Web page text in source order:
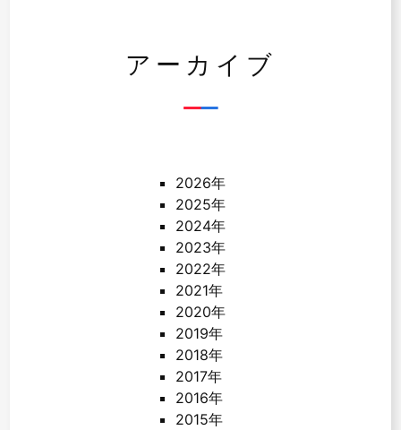
アーカイブ
2026年
2025年
2024年
2023年
2022年
2021年
2020年
2019年
2018年
2017年
2016年
2015年